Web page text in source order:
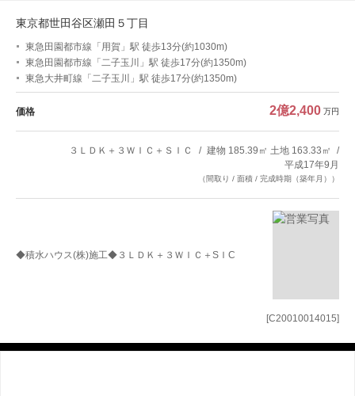
[C20010014015]
東京都世田谷区瀬田５丁目
東急田園都市線「用賀」駅 徒歩13分(約1030m)
東急田園都市線「二子玉川」駅 徒歩17分(約1350m)
東急大井町線「二子玉川」駅 徒歩17分(約1350m)
価格 2億2,400 万円
３ＬＤＫ＋３ＷＩＣ＋ＳＩＣ
建物 185.39㎡ 土地 163.33㎡
平成17年9月
（間取り / 面積 / 完成時期（築年月））
◆積水ハウス(株)施工◆３ＬＤＫ＋３ＷＩＣ＋SＩC